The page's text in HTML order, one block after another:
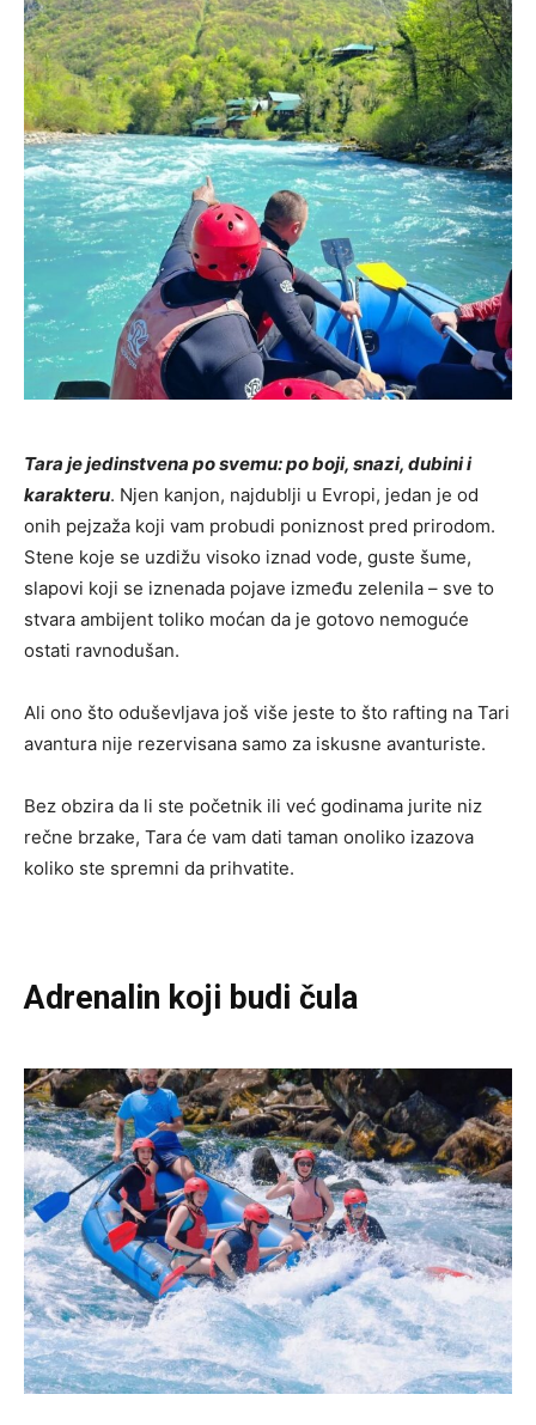
Tara je jedinstvena po svemu: po boji, snazi, dubini i
karakteru. Njen kanjon, najdublji u Evropi, jedan je od
onih pejzaža koji vam probudi poniznost pred prirodom.
Stene koje se uzdižu visoko iznad vode, guste šume,
slapovi koji se iznenada pojave između zelenila – sve to
stvara ambijent toliko moćan da je gotovo nemoguće
ostati ravnodušan.
Ali ono što oduševljava još više jeste to što rafting na Tari
avantura nije rezervisana samo za iskusne avanturiste.
Bez obzira da li ste početnik ili već godinama jurite niz
rečne brzake, Tara će vam dati taman onoliko izazova
koliko ste spremni da prihvatite.
Adrenalin koji budi čula